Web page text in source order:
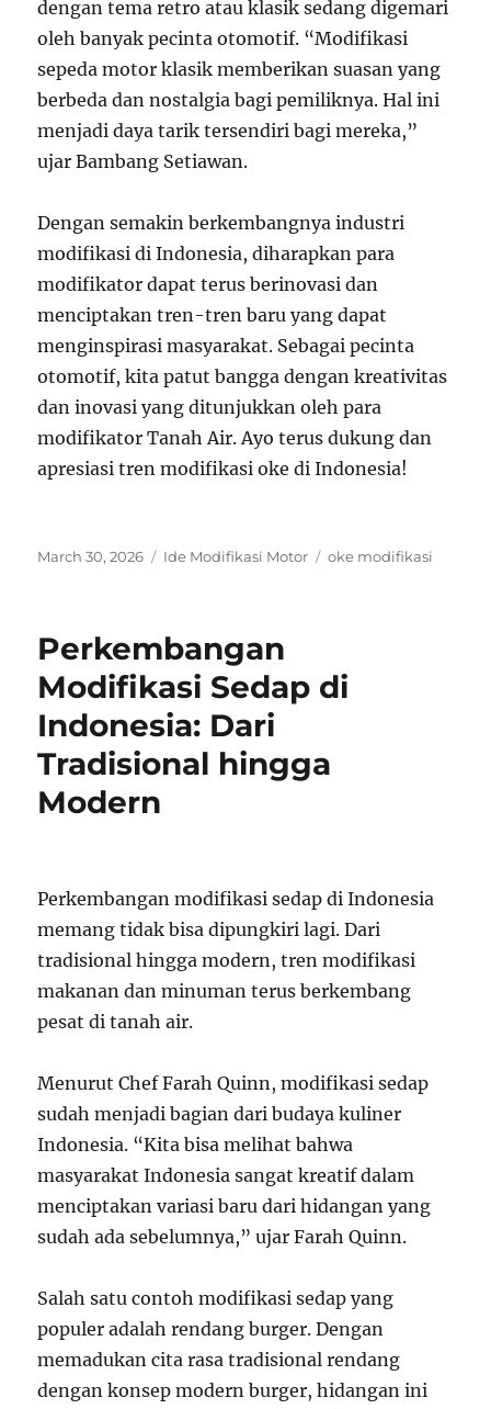
dengan tema retro atau klasik sedang digemari
oleh banyak pecinta otomotif. “Modifikasi
sepeda motor klasik memberikan suasan yang
berbeda dan nostalgia bagi pemiliknya. Hal ini
menjadi daya tarik tersendiri bagi mereka,”
ujar Bambang Setiawan.
Dengan semakin berkembangnya industri
modifikasi di Indonesia, diharapkan para
modifikator dapat terus berinovasi dan
menciptakan tren-tren baru yang dapat
menginspirasi masyarakat. Sebagai pecinta
otomotif, kita patut bangga dengan kreativitas
dan inovasi yang ditunjukkan oleh para
modifikator Tanah Air. Ayo terus dukung dan
apresiasi tren modifikasi oke di Indonesia!
Posted
March 30, 2026 Categories
Ide Modifikasi Motor Tags
oke modifikasi
Perkembangan
Modifikasi Sedap di
Indonesia: Dari
Tradisional hingga
Modern
Perkembangan modifikasi sedap di Indonesia
memang tidak bisa dipungkiri lagi. Dari
tradisional hingga modern, tren modifikasi
makanan dan minuman terus berkembang
pesat di tanah air.
Menurut Chef Farah Quinn, modifikasi sedap
sudah menjadi bagian dari budaya kuliner
Indonesia. “Kita bisa melihat bahwa
masyarakat Indonesia sangat kreatif dalam
menciptakan variasi baru dari hidangan yang
sudah ada sebelumnya,” ujar Farah Quinn.
Salah satu contoh modifikasi sedap yang
populer adalah rendang burger. Dengan
memadukan cita rasa tradisional rendang
dengan konsep modern burger, hidangan ini